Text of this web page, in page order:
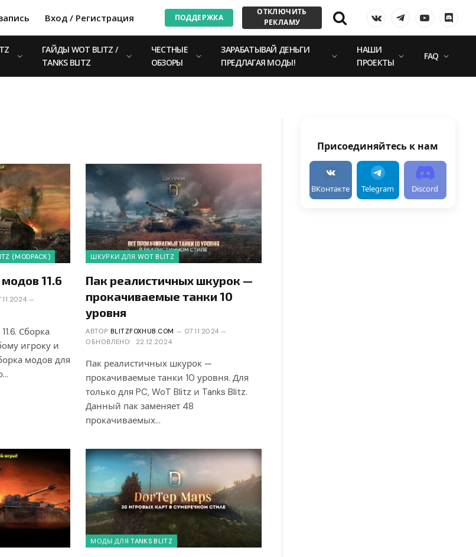
Вход / Регистрация ПОДДЕРЖКА
ОТКЛЮЧИТЬ
РЕКЛАМУ
VKontakteTelegramYouTube
ГАЙДЫ WOT BLITZ /
TANKS BLITZ
ЧЕСТНЫЕ
ОБЗОРЫ
ЗАРАБАТЫВАЙ ДЕНЬГИ
ПРЕДЛАГАЯ МОДЫ!
НАШИ
ПРОЕКТЫ
FAQ
(MODPACK)
11.6
Сборка
игроку и
модов для
ШКУРКИ ДЛЯ WOT BLITZ
Пак реалистичных шкурок —
прокачиваемые танки 10
уровня
АВТОР BLITZFOXHUB.COM
07.11.2024
ОБНОВЛЕНО:
22.12.2024
Пак реалистичных шкурок —
прокачиваемые танки 10 уровня. Для
только для PC, WoT Blitz и Tanks Blitz.
Данный пак заменяет 48
прокачиваемых…
МОДЫ ДЛЯ TANKS BLITZ
Присоединяйтесь к нам
ВКонтакте Telegram Discord